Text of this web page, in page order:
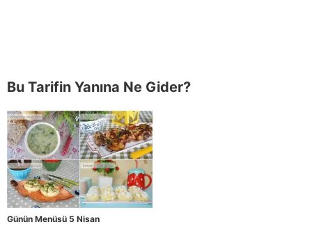
Bu Tarifin Yanına Ne Gider?
Günün Menüsü 5 Nisan